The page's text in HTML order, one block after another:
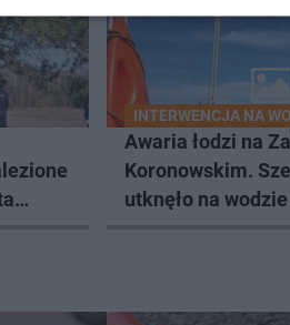
INTERWENCJA NA
Awaria łodzi na
Koronowskim.
utknęło na wodzie